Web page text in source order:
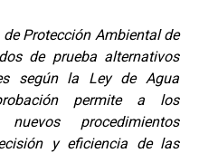
Protección Ambiental de
de prueba alternativos
según la Ley de Agua
permite a los
procedimientos
y eficiencia de las